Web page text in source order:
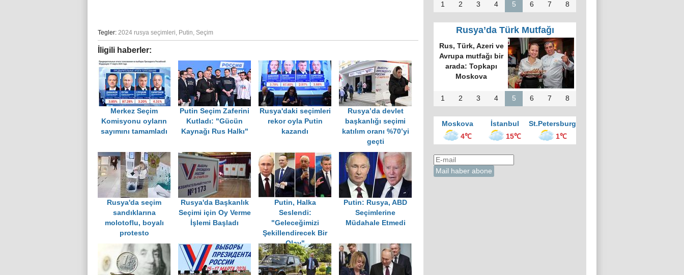
Tegler: 2024 rusya seçimleri, Putin, Seçim
İligili haberler:
Merkez Seçim
Komisyonu oyların
sayımını tamamladı
Putin Seçim Zaferini
Kutladı: "Gücün
Kaynağı Rus Halkı"
Rusya'daki seçimleri
rekor oyla Putin
kazandı
Rusya’da devlet
başkanlığı seçimi
katılım oranı %70’yi
geçti
Rusya'da seçim
sandıklarına
molotoflu, boyalı
protesto
Rusya'da Başkanlık
Seçimi için Oy Verme
İşlemi Başladı
Putin, Halka
Seslendi:
"Geleceğimizi
Şekillendirecek Bir
Olay"
Putin: Rusya, ABD
Seçimlerine
Müdahale Etmedi
1 2 3 4 5 6 7 8
Rusya’da Türk Mutfağı
Rus, Türk, Azeri ve
Avrupa mutfağı bir
arada: Topkapı
Moskova
1 2 3 4 5 6 7 8
Moskova İstanbul
St.Petersburg
4℃
15℃ 1℃